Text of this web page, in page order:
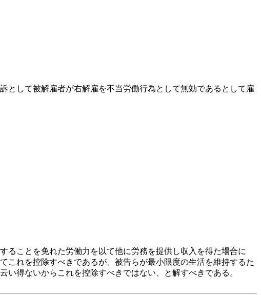
して被解雇者が右解雇を不当労働行為として無効であるとして雇
ことを免れた労働力を以て他に労務を提供し収入を得た場合に
これを控除すべきであるが、被告らが最小限度の生活を維持するた
得ないからこれを控除すべきではない、と解すべきである。